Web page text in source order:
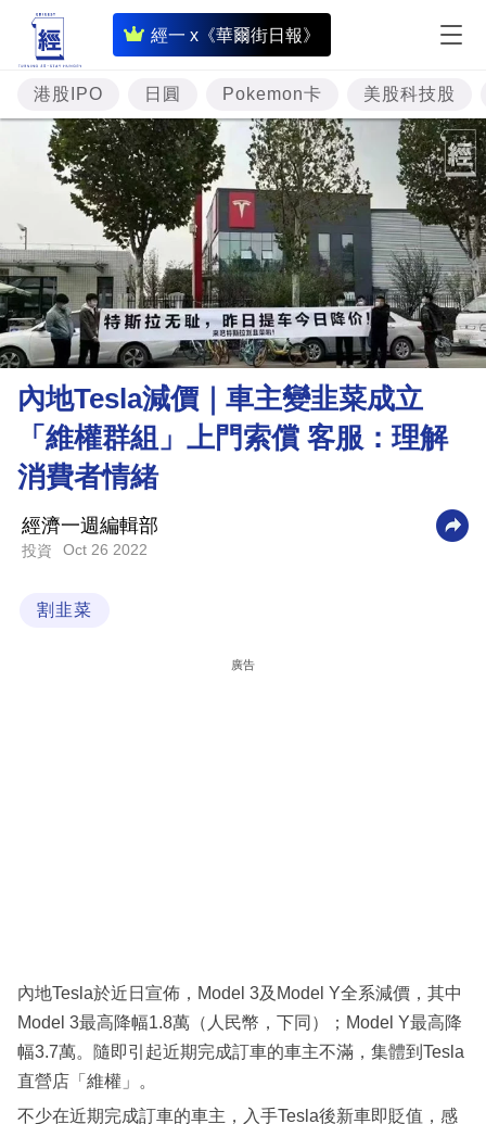
經一 x《華爾街日報》
即
時
財
經
專
題
投
資
樓
市
理
財
商
業
科
技
港股IPO 日圓 Pokemon卡 美股科技股
內地Tesla減價｜車主變韭菜成立
「維權群組」上門索償 客服：理解
消費者情緒
經濟一週編輯部
投資 Oct 26 2022
割韭菜
廣告
內地Tesla於近日宣佈，Model 3及Model Y全系減價，其中
Model 3最高降幅1.8萬（人民幣，下同）；Model Y最高降
幅3.7萬。隨即引起近期完成訂車的車主不滿，集體到Tesla
直營店「維權」。
不少在近期完成訂車的車主，入手Tesla後新車即貶值，感